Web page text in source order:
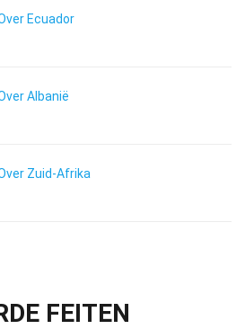
Ecuador
Albanië
Zuid-Afrika
FEITEN